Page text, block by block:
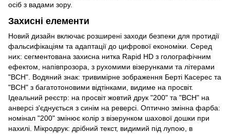
осіб з вадами зору.
Захисні елементи
Новий дизайн включає розширені заходи безпеки для протидії
фальсифікаціям та адаптації до цифрової економіки. Серед
них: сегментована захисна нитка Rapid HD з голографічним
ефектом, напівпрозора, з рухомими візерунками та літерами
"BCH". Водяний знак: тривимірне зображення Берті Касерес та
"BCH" з багатотоновими відтінками, видиме на просвіт.
Ідеальний реєстр: на просвіт жовтий друк "200" та "BCH" на
анверсі з'єднується з синім на реверсі. Оптично змінна фарба:
номінал "200" змінює колір з візерунком шахової дошки при
нахилі. Мікродрук: дрібний текст, видимий під лупою, в